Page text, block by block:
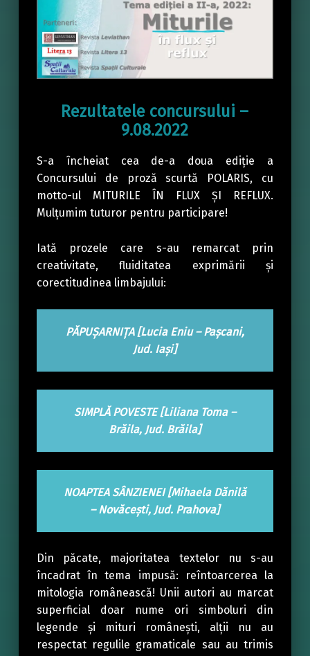
Rezultatele concursului –
9.08.2022
S-a încheiat cea de-a doua ediție a
Concursului de proză scurtă POLARIS, cu
motto-ul MITURILE ÎN FLUX ȘI REFLUX.
Mulțumim tuturor pentru participare!
Iată prozele care s-au remarcat prin
creativitate, fluiditatea exprimării și
corectitudinea limbajului:
PĂPUȘARNIȚA [Lucia Eniu – Pașcani,
Jud. Iași]
SIMPLĂ POVESTE [Liliana Toma –
Brăila, Jud. Brăila]
NOAPTEA SÂNZIENEI [Mihaela Dănilă
– Novăcești, Jud. Prahova]
Din păcate, majoritatea textelor nu s-au
încadrat în tema impusă: reîntoarcerea la
mitologia românească! Unii autori au marcat
superficial doar nume ori simboluri din
legende și mituri românești, alții nu au
respectat regulile gramaticale sau au trimis